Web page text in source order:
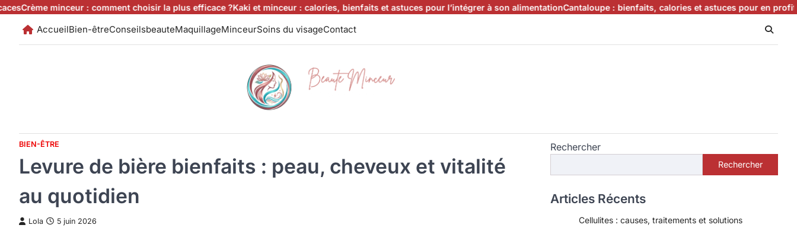
Skip
content
minceur : comment choisir la plus efficace ?Kaki et minceur : calories, bienfaits et astuces pour l’intégrer à son alimentationCantaloupe : bienfaits, calories et astuces pour en profiterQue
AccueilBien-êtreConseilsbeauteMaquillageMinceurSoins du visageContact
BIEN-ÊTRE
Levure de bière bienfaits : peau, cheveux et vitalité
au quotidien
Lola 5 juin 2026
Rechercher
Rechercher
Articles Récents
Cellulites : causes, traitements et solutions